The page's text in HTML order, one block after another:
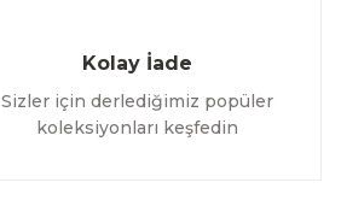
Kolay İade
Sizler için derlediğimiz popüler
koleksiyonları keşfedin